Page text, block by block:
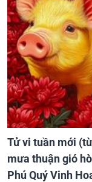
Tử vi tuần mới
mưa thuận gió
Phú Quý Vinh